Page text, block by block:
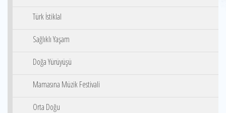
Türk İstiklal
Sağlıklı Yaşam
Doğa Yürüyüşü
Mamasına Müzik Festivali
Orta Doğu